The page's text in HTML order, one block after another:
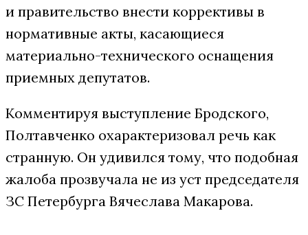
и правительство внести коррективы в
нормативные акты, касающиеся
материально-технического оснащения
приемных депутатов.
Комментируя выступление Бродского,
Полтавченко охарактеризовал речь как
странную. Он удивился тому, что подобная
жалоба прозвучала не из уст председателя
ЗС Петербурга Вячеслава Макарова.